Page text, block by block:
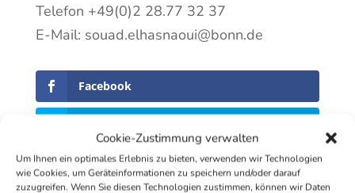
Cookie-Zustimmung verwalten
Um Ihnen ein optimales Erlebnis zu bieten, verwenden wir Technologien
wie Cookies, um Geräteinformationen zu speichern und/oder darauf
zuzugreifen. Wenn Sie diesen Technologien zustimmen, können wir Daten
Telefon +49(0)2 28.77 32 37
E-Mail: souad.elhasnaoui@bonn.de
Facebook
Print Friendly